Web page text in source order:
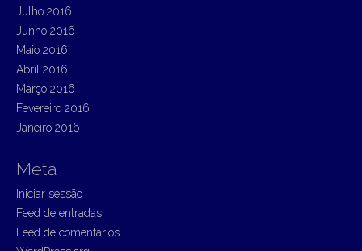
Julho 2016
Junho 2016
Maio 2016
Abril 2016
Março 2016
Fevereiro 2016
Janeiro 2016
Meta
Iniciar sessão
Feed de entradas
Feed de comentários